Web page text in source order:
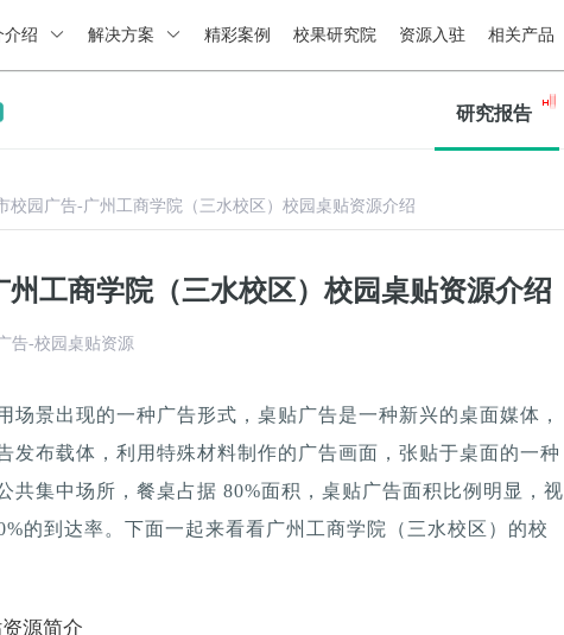
介绍 解决方案 精彩案例 校果研究院 资源入驻 相关产品
研究报告
校园广告-广州工商学院（三水校区）校园桌贴资源介绍
工商学院（三水校区）校园桌贴资源介绍
告-校园桌贴资源
场景出现的一种广告形式，桌贴广告是一种新兴的桌面媒体，
发布载体，利用特殊材料制作的广告画面，张贴于桌面的一种
共集中场所，餐桌占据 80%面积，桌贴广告面积比例明显，视
的到达率。下面一起来看看广州工商学院（三水校区）的校
源简介